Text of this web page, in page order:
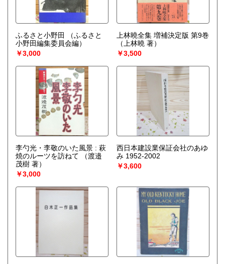
ふるさと小野田
（ふるさと
小野田編集委員会編）
￥3,000
上林曉全集 増補決定版 第9巻
（上林曉 著）
￥3,500
李勺光・李敬のいた風景 : 萩
焼のルーツを訪ねて
（渡邉
茂樹 著）
￥3,000
西日本建設業保証会社のあゆ
み 1952-2002
￥3,600